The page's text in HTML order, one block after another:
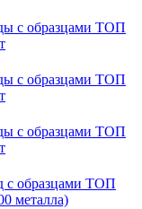
с образцами ТОП
с образцами ТОП
с образцами ТОП
с образцами ТОП
металла)